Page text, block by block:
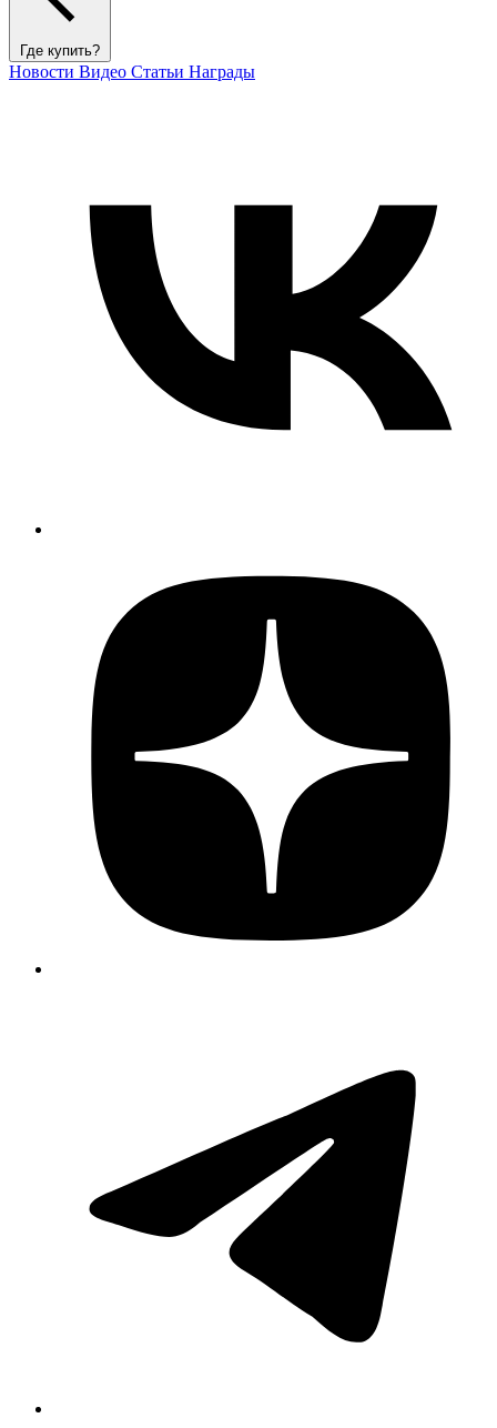
Где купить?
Новости Видео Статьи Награды